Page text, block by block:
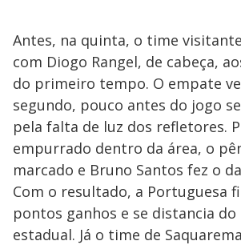
Antes, na quinta, o time
com Diogo Rangel, de cabeça,
do primeiro tempo. O empate
segundo, pouco antes do jogo
pela falta de luz dos refletores.
empurrado dentro da área, o
marcado e Bruno Santos fez o
Com o resultado, a Portuguesa
pontos ganhos e se distancia do
estadual. Já o time de